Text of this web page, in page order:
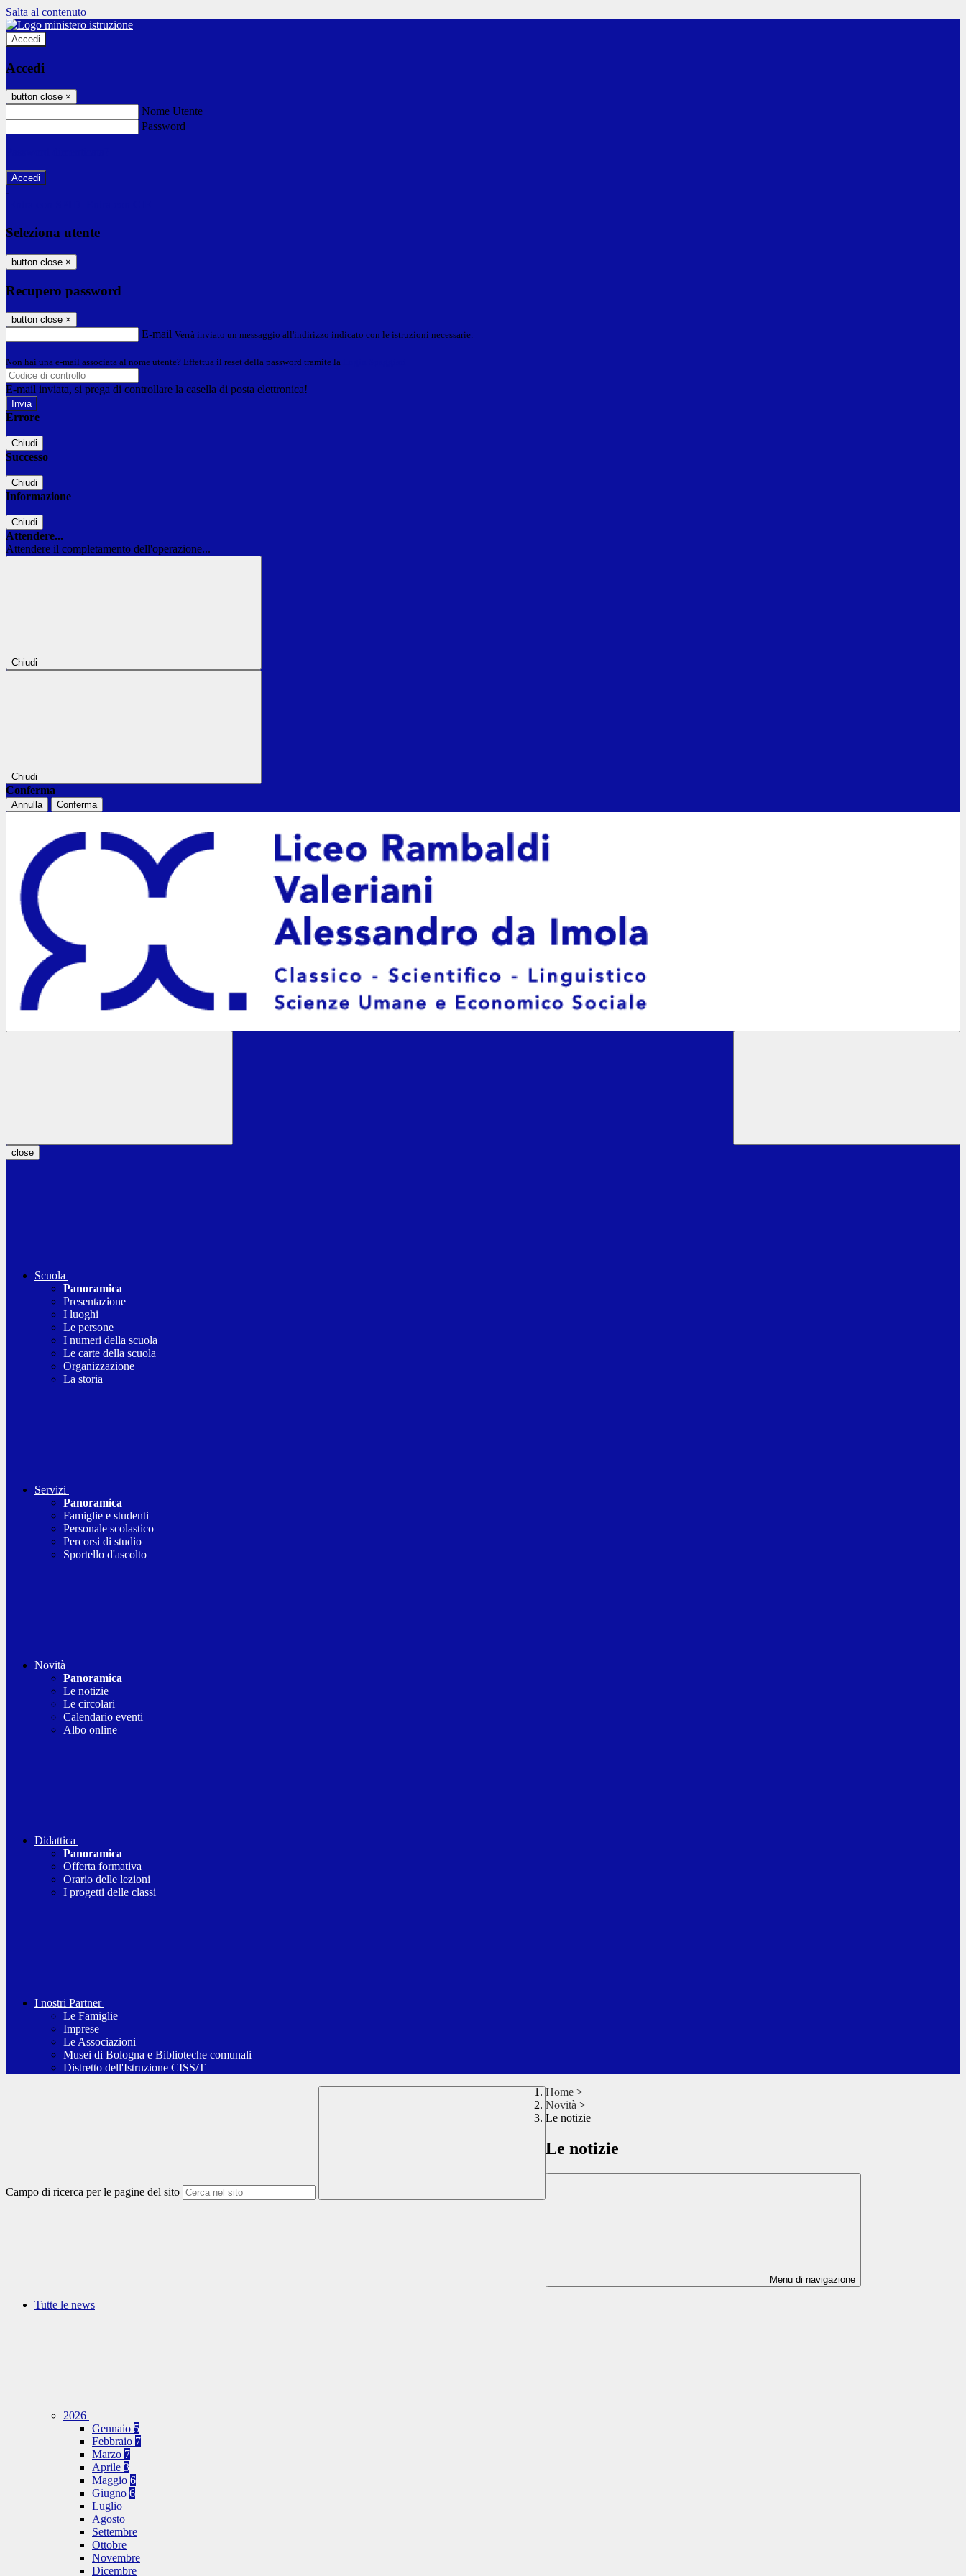
Salta al contenuto
Accedi
Accedi
button close ×
Nome Utente
Password
-
Seleziona utente
button close ×
Recupero password
button close ×
E-mail Verrà inviato un messaggio all'indirizzo indicato con le istruzioni necessarie.
Non hai una e-mail associata al nome utente? Effettua il reset della password tramite la
E-mail inviata, si prega di controllare la casella di posta elettronica!
Errore
Chiudi
Successo
Chiudi
Informazione
Chiudi
Attendere...
Attendere il completamento dell'operazione...
Chiudi
Chiudi
Conferma
Annulla Conferma
close
Scuola
Panoramica
Presentazione
I luoghi
Le persone
I numeri della scuola
Le carte della scuola
Organizzazione
La storia
Servizi
Panoramica
Famiglie e studenti
Personale scolastico
Percorsi di studio
Sportello d'ascolto
Novità
Panoramica
Le notizie
Le circolari
Calendario eventi
Albo online
Didattica
Panoramica
Offerta formativa
Orario delle lezioni
I progetti delle classi
I nostri Partner
Le Famiglie
Imprese
Le Associazioni
Musei di Bologna e Biblioteche comunali
Distretto dell'Istruzione CISS/T
Campo di ricerca per le pagine del sito
Home >
Novità >
Le notizie
Le notizie
Menu di navigazione
Tutte le news
2026
Gennaio 5
Febbraio 7
Marzo 7
Aprile 3
Maggio 6
Giugno 6
Luglio
Agosto
Settembre
Ottobre
Novembre
Dicembre